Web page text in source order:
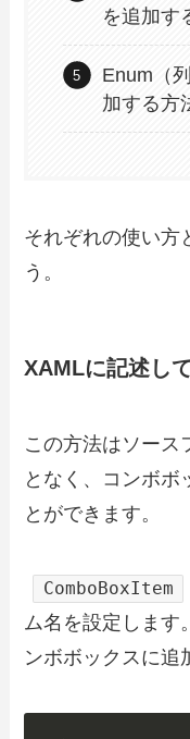
を追加す
Enum（
加する方
それぞれの使い方
う。
XAMLに記述し
この方法はソース
となく、コンボボ
とができます。
ComboBoxItem
ム名を設定します
ンボボックスに追